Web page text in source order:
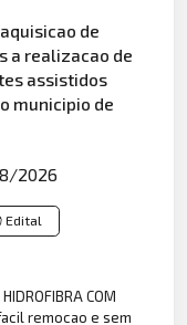
de
a realizacao de
assistidos
municipio de
2026
Edital
COM
remocao e sem